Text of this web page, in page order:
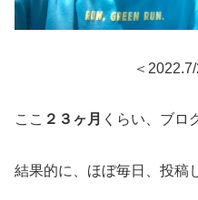
＜
ここ ２３ヶ月 くらい、ブロ
結果的に、ほぼ毎日、投稿